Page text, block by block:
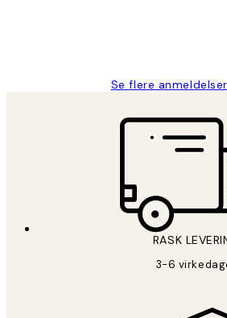
Se flere
RASK
3-6